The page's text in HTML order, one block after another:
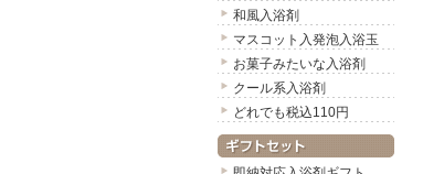
和風入浴剤
マスコット入発泡入浴玉
お菓子みたいな入浴剤
クール系入浴剤
どれでも税込110円